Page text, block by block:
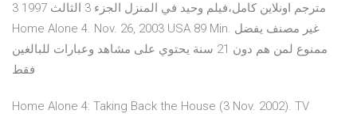
3 1997 مترجم اونلاين كامل،فيلم وحيد في المنزل الجزء 3 الثالث
Home Alone 4. Nov. 26, 2003 USA 89 Min. غير مصنف يفضل
ممنوع لمن هم دون 21 سنة يحتوي على مشاهد وعبارات للبالغين
فقط
Home Alone 4: Taking Back the House (3 Nov. 2002). TV